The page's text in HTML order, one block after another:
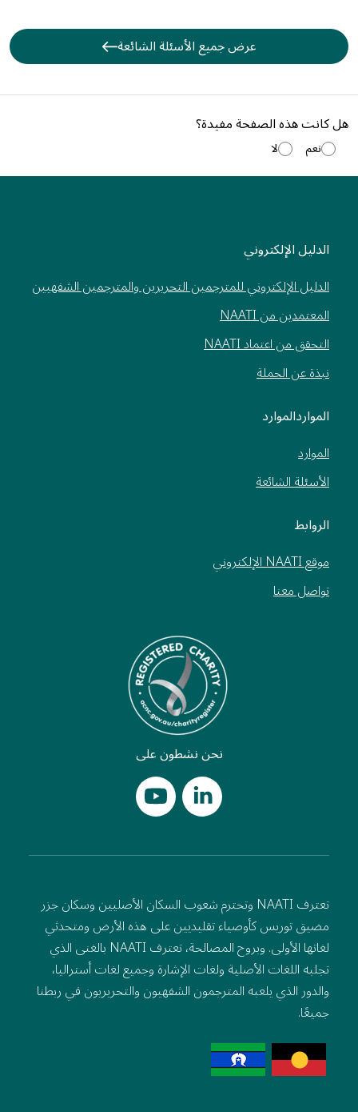
عرض جميع الأسئلة الشائعة
هل كانت هذه الصفحة مفيدة؟
نعم لا
الدليل الإلكتروني
الدليل الإلكتروني للمترجمين التحريرين والمترجمين الشفهيين
المعتمدين من NAATI
التحقق من اعتماد NAATI
نبذة عن الحملة
المواردالموارد
الموارد
الأسئلة الشائعة
الروابط
موقع NAATI الإلكتروني
تواصل معنا
نحن نشطون على
تعترف NAATI وتحترم شعوب السكان الأصليين وسكان جزر
مضيق توريس كأوصياء تقليديين على هذه الأرض ومتحدثي
لغاتها الأولى. وبروح المصالحة، تعترف NAATI بالغنى الذي
تجلبه اللغات الأصلية ولغات الإشارة وجميع لغات أستراليا،
والدور الذي يلعبه المترجمون الشفهيون والتحريريون في ربطنا
جميعًا.